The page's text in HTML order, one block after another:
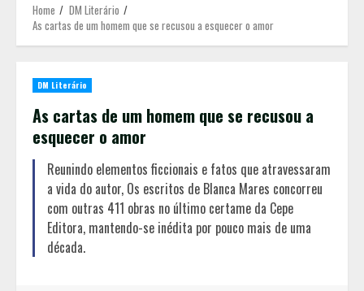
Home
DM Literário
As cartas de um homem que se recusou a esquecer o amor
DM Literário
As cartas de um homem que se recusou a
esquecer o amor
Reunindo elementos ficcionais e fatos que atravessaram
a vida do autor, Os escritos de Blanca Mares concorreu
com outras 411 obras no último certame da Cepe
Editora, mantendo-se inédita por pouco mais de uma
década.